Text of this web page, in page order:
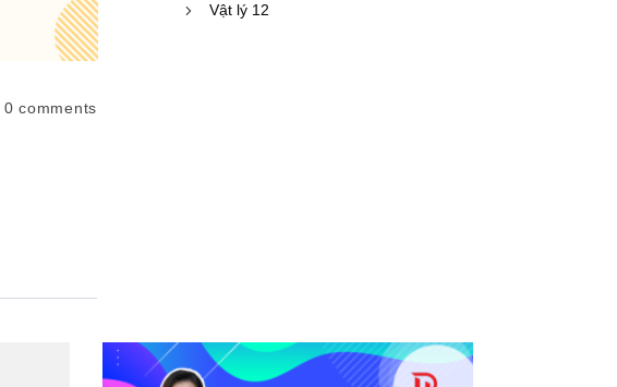
0 comments
Vật lý 12